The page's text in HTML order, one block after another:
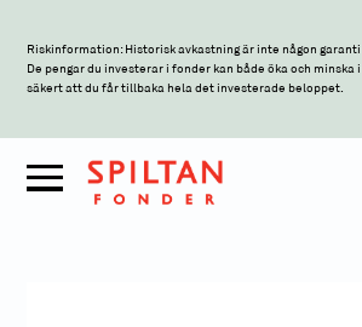
Riskinformation: Historisk avkastning är inte någon
De pengar du investerar i fonder kan både öka och minska
säkert att du får tillbaka hela det investerade beloppet.